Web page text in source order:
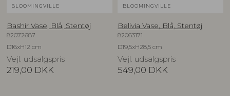
BLOOMINGVILLE
Bashir Vase, Blå, Stentøj
82072687
D16xH12 cm
Vejl. udsalgspris
219,00 DKK
BLOOMINGVILLE
Belivia Vase, Blå, Stentøj
82063171
D19,5xH28,5 cm
Vejl. udsalgspris
549,00 DKK